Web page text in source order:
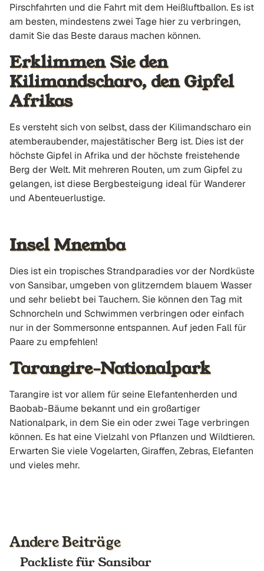
Pirschfahrten und die Fahrt mit dem Heißluftballon. Es ist
am besten, mindestens zwei Tage hier zu verbringen,
damit Sie das Beste daraus machen können.
Erklimmen Sie den
Kilimandscharo, den Gipfel
Afrikas
Es versteht sich von selbst, dass der Kilimandscharo ein
atemberaubender, majestätischer Berg ist. Dies ist der
höchste Gipfel in Afrika und der höchste freistehende
Berg der Welt. Mit mehreren Routen, um zum Gipfel zu
gelangen, ist diese Bergbesteigung ideal für Wanderer
und Abenteuerlustige.
Insel Mnemba
Dies ist ein tropisches Strandparadies vor der Nordküste
von Sansibar, umgeben von glitzerndem blauem Wasser
und sehr beliebt bei Tauchern. Sie können den Tag mit
Schnorcheln und Schwimmen verbringen oder einfach
nur in der Sommersonne entspannen. Auf jeden Fall für
Paare zu empfehlen!
Tarangire-Nationalpark
Tarangire ist vor allem für seine Elefantenherden und
Baobab-Bäume bekannt und ein großartiger
Nationalpark, in dem Sie ein oder zwei Tage verbringen
können. Es hat eine Vielzahl von Pflanzen und Wildtieren.
Erwarten Sie viele Vogelarten, Giraffen, Zebras, Elefanten
und vieles mehr.
Andere Beiträge
Packliste für Sansibar